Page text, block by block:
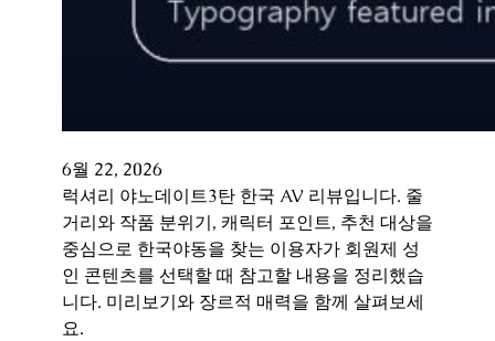
6월 22, 2026
럭셔리 야노데이트3탄 한국 AV 리뷰입니다. 줄
거리와 작품 분위기, 캐릭터 포인트, 추천 대상을
중심으로 한국야동을 찾는 이용자가 회원제 성
인 콘텐츠를 선택할 때 참고할 내용을 정리했습
니다. 미리보기와 장르적 매력을 함께 살펴보세
요.